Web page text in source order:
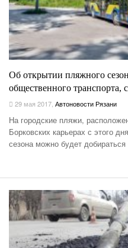
Об открытии пляжного
общественного
29 мая 2017 Автоновости Рязани
На городские пляжи,
Борковских карьерах с этого
сезона можно будет